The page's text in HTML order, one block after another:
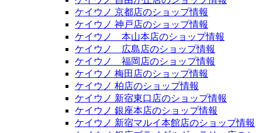
ケイウノ 京都店のショップ情報
ケイウノ 神戸店のショップ情報
ケイウノ 本山本店のショップ情報
ケイウノ 広島店のショップ情報
ケイウノ 福岡店のショップ情報
ケイウノ 梅田店のショップ情報
ケイウノ 柏店のショップ情報
ケイウノ 新宿東口店のショップ情報
ケイウノ 銀座本店のショップ情報
ケイウノ 新宿マルイ本館店のショップ情報